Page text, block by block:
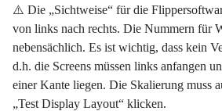
⚠️ Die „Sichtweise“ für die
von links nach rechts. Die Nummern für
nebensächlich. Es ist wichtig, dass kein
d.h. die Screens müssen links anfangen
einer Kante liegen. Die Skalierung muss
„Test Display Layout“ klicken.